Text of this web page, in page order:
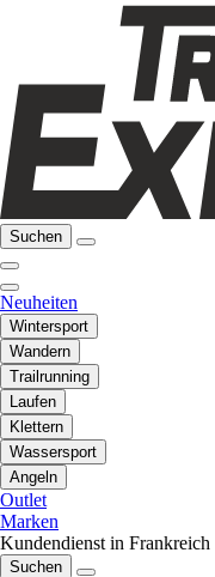
Suchen
Neuheiten
Wintersport
Wandern
Trailrunning
Laufen
Klettern
Wassersport
Angeln
Outlet
Marken
Kundendienst in Frankreich
Suchen